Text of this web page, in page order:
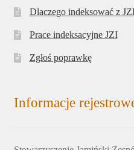
Dlaczego indeksować z
Prace indeksacyjne JZI
Zgłoś poprawkę
Informacje